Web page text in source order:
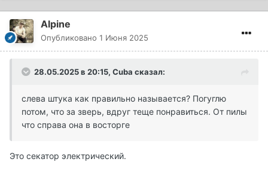
Alpine
Опубликовано 1 Июня 2025
28.05.2025 в 20:15, Cuba сказал:
слева штука как правильно называется? Погуглю
потом, что за зверь, вдруг теще понравиться. От пилы
что справа она в восторге
Это секатор электрический.